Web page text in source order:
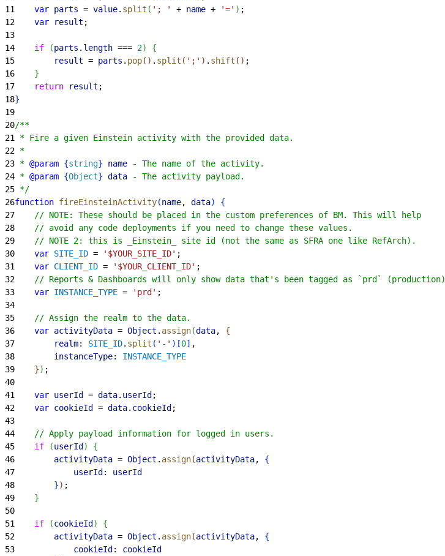
11
    var
parts = value. split ( '; ' + name + '=' ) ;
12
    var
result ;
13
14
    if
(parts . length === 2)
{
15
        result
= parts . pop( ) . split ( ';' ) . shift ( ) ;
16
}
17
    return
result ;
18}
19
20/**
21
* Fire a given Einstein activity with the provided data.
22 *
23 * @param {string} name - The name of the activity.
24 * @param {Object} data - The activity payload.
25 */
26function fireEinsteinActivity(name, data)
{
27
    // NOTE: These should be placed in the custom preferences of BM. This will help
28
    // avoid any code deployments if you need to change these values.
29
    // NOTE 2: this is _Einstein_ site id (not the same as SFRA one like RefArch).
30
    var
SITE_ID = '$YOUR_SITE_ID' ;
31
    var
CLIENT_ID = '$YOUR_CLIENT_ID' ;
32
    // Reports & Dashboards will only show data that's been tagged as `prd` (production)
33
    var
INSTANCE_TYPE = 'prd' ;
34
35
    // Assign the realm to the data.
36
    var
activityData = Object . assign(data, {
37
        realm:
SITE_ID. split ( '-' ) [0] ,
38
        instanceType:
INSTANCE_TYPE
39
}) ;
40
41
    var
userId = data. userId ;
42
    var
cookieId = data. cookieId ;
43
44
    // Apply payload information for logged in users.
45
    if
(userId )
{
46
        activityData
= Object . assign(activityData, {
47
            userId:
userId
48
}) ;
49
}
50
51
    if
(cookieId )
{
52
        activityData
= Object . assign(activityData, {
53
            cookieId:
cookieId